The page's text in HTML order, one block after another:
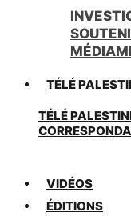
TÉLÉ
TÉLÉ
VIDÉOS
ÉDITIONS